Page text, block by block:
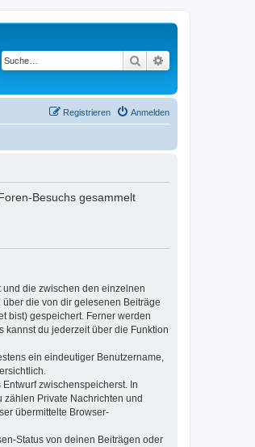
Suche
Anmelden
Registrieren
Besuchs gesammelt
die zwischen den einzelnen
die von dir gelesenen Beiträge
bist) gespeichert. Ferner werden
kannst du jederzeit über die Funktion
ein eindeutiger Benutzername,
zwischenspeicherst. In
Private Nachrichten und
übermittelte Browser-
Status von deinen Beiträgen oder